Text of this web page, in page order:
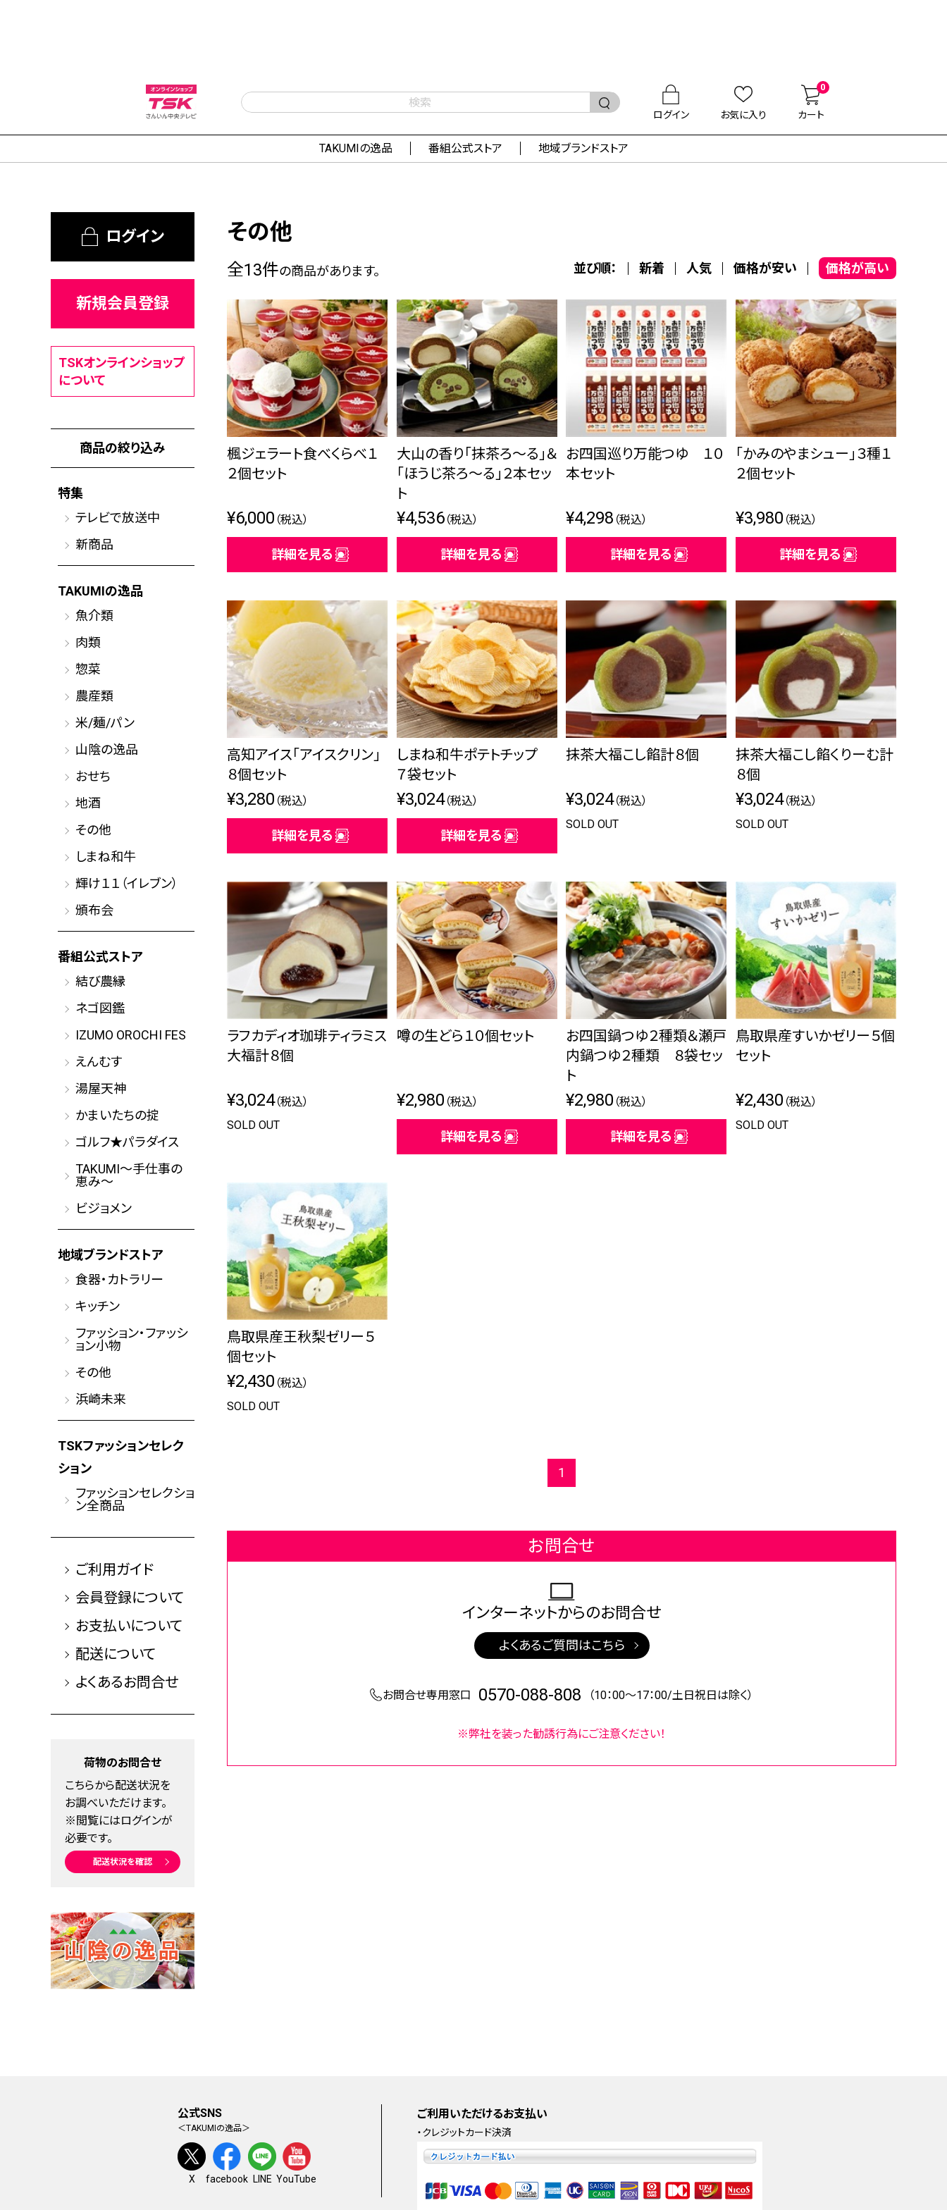
ログイン お気に入り カート
0
TAKUMIの逸品 番組公式ストア 地域ブランドストア
ログイン
新規会員登録
TSKオンラインショップ
について
商品の絞り込み
特集
テレビで放送中
新商品
TAKUMIの逸品
魚介類
肉類
惣菜
農産類
米/麺/パン
山陰の逸品
おせち
地酒
その他
しまね和牛
輝け１１（イレブン）
頒布会
番組公式ストア
結び農縁
ネゴ図鑑
IZUMO OROCHI FES
えんむす
湯屋天神
かまいたちの掟
ゴルフ★パラダイス
TAKUMI～手仕事の
恵み～
ビジョメン
地域ブランドストア
食器・カトラリー
キッチン
ファッション・ファッシ
ョン小物
その他
浜崎未来
TSKファッションセレク
ション
ファッションセレクショ
ン全商品
ご利用ガイド
会員登録について
お支払いについて
配送について
よくあるお問合せ
荷物のお問合せ
こちらから配送状況を
お調べいただけます。
※閲覧にはログインが
必要です。
配送状況を確認
その他
全13件の商品があります。 並び順： 新着 人気 価格が安い 価格が高い
楓ジェラート食べくらべ１
２個セット
¥6,000 （税込）
詳細を見る
大山の香り「抹茶ろ～る」＆
「ほうじ茶ろ～る」２本セッ
ト
¥4,536（税込）
詳細を見る
お四国巡り万能つゆ １０
本セット
¥4,298 （税込）
詳細を見る
「かみのやまシュー」３種１
２個セット
¥3,980 （税込）
詳細を見る
高知アイス「アイスクリン」
８個セット
¥3,280 （税込）
詳細を見る
しまね和牛ポテトチップ
７袋セット
¥3,024（税込）
詳細を見る
抹茶大福こし餡計８個
¥3,024（税込）
SOLD OUT
抹茶大福こし餡くりーむ計
８個
¥3,024（税込）
SOLD OUT
ラフカディオ珈琲ティラミス
大福計８個
¥3,024（税込）
SOLD OUT
噂の生どら１０個セット
¥2,980 （税込）
詳細を見る
お四国鍋つゆ２種類＆瀬戸
内鍋つゆ２種類 ８袋セッ
ト
¥2,980 （税込）
詳細を見る
鳥取県産すいかゼリー５個
セット
¥2,430 （税込）
SOLD OUT
鳥取県産王秋梨ゼリー５
個セット
¥2,430 （税込）
SOLD OUT
1
お問合せ
インターネットからのお問合せ
よくあるご質問はこちら
お問合せ専用窓口 0570-088-808 （10：00～17：00/土日祝日は除く）
※弊社を装った勧誘行為にご注意ください！
公式SNS
＜TAKUMIの逸品＞
X facebook LINE YouTube
ご利用いただけるお支払い
・クレジットカード決済